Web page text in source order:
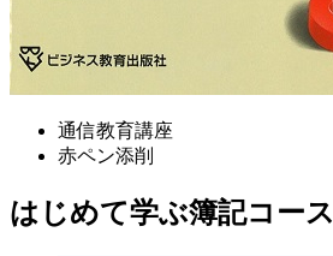
通信教育講座
赤ペン添削
はじめて学ぶ簿記コース